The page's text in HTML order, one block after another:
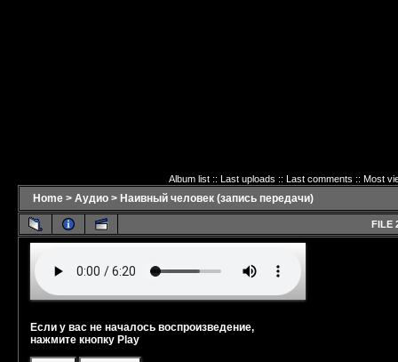
Album list:: Last uploads :: Last comments :: Most
Home > Аудио > Наивный человек (запись передачи)
FILE
Если у вас не началось воспроизведение,
нажмите кнопку Play